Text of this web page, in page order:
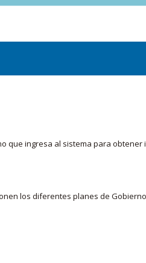
que ingresa al sistema para
los diferentes planes de